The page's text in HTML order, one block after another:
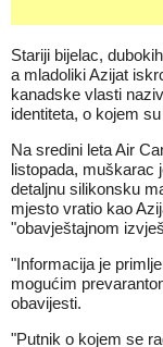
Stariji bijelac,
a mladoliki Azijat
kanadske vlasti
identiteta, o kojem
Na sredini leta Air
listopada, muškarac
detaljnu silikonsku
mjesto vratio kao
"obavještajnom
"Informacija je
mogućim
obavijesti.
"Putnik o kojem se